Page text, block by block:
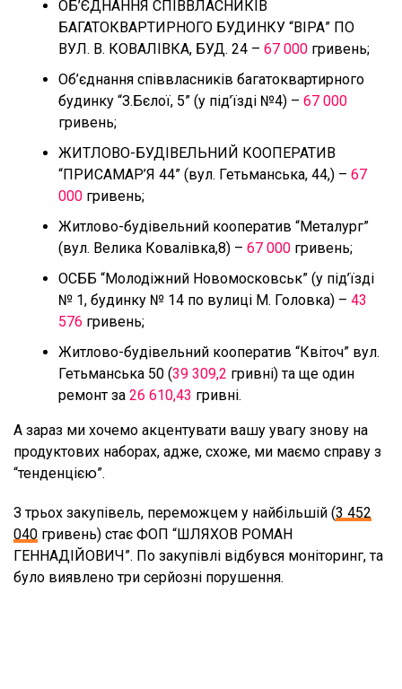
ОБ’ЄДНАННЯ СПІВВЛАСНИКІВ
БАГАТОКВАРТИРНОГО БУДИНКУ “ВІРА” ПО
ВУЛ. В. КОВАЛІВКА, БУД. 24 – 67 000 гривень;
Об’єднання співвласників багатоквартирного
будинку “З.Бєлої, 5” (у під’їзді №4) – 67 000
гривень;
ЖИТЛОВО-БУДІВЕЛЬНИЙ КООПЕРАТИВ
“ПРИСАМАР’Я 44” (вул. Гетьманська, 44,) – 67
000 гривень;
Житлово-будівельний кооператив “Металург”
(вул. Велика Ковалівка,8) – 67 000 гривень;
ОСББ “Молодіжний Новомосковськ” (у під’їзді
№ 1, будинку № 14 по вулиці М. Головка) – 43
576 гривень;
Житлово-будівельний кооператив “Квіточ” вул.
Гетьманська 50 (39 309,2 гривні) та ще один
ремонт за 26 610,43 гривні.
А зараз ми хочемо акцентувати вашу увагу знову на
продуктових наборах, адже, схоже, ми маємо справу з
“тенденцією”.
З трьох закупівель, переможцем у найбільшій (3 452
040 гривень) стає ФОП “ШЛЯХОВ РОМАН
ГЕННАДІЙОВИЧ”. По закупівлі відбувся моніторинг, та
було виявлено три серйозні порушення.